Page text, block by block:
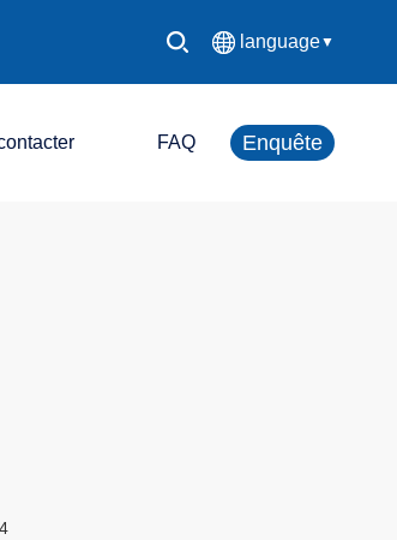
language▼
中文简体
English
FAQ Enquête